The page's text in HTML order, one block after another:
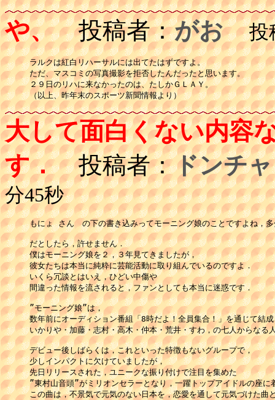
や、投稿者：がお 投稿
ラルクは紅白リハーサルには出てたはずですよ。
ただ、マスコミの写真撮影を拒否したんだったと思います。
２９日のリハに来なかったのは、たしかＧＬＡＹ。
（以上、昨年末のスポーツ新聞情報より）
大して面白くない内容
す．投稿者：ドンチ
分45秒
もにょ さん　の下の書き込みってモーニング娘のことですよね，
だとしたら，許せません．
僕はモーニング娘を２，３年見てきましたが，
彼女たちは本当に純粋に芸能活動に取り組んでいるのですよ．
いくら冗談とはいえ，ひどい中傷や
間違った情報を流されると，ファンとしても本当に迷惑です．
”モーニング娘”は，
数年前にオーディション番組「8時だよ！全員集合！」を通じて結
いかりや・加藤・志村・高木・仲本・荒井・すわ，の七人からなる
デビュー後しばらくは，これといった特徴もないグループで，
少しインパクトに欠けていましたが，
先日リリースされた，ユニークな振り付けで注目を集めた
”東村山音頭”がミリオンセラーとなり，一躍トップアイドルの座に
この曲は，不景気で元気のない日本を，恋愛を通して元気づけた曲